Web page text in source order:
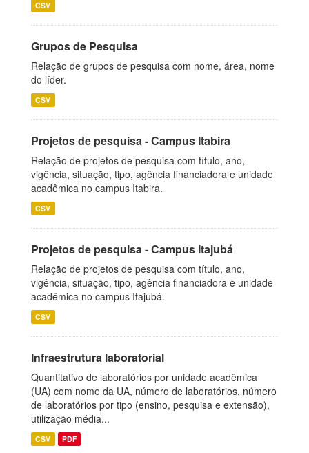
CSV
Grupos de Pesquisa
Relação de grupos de pesquisa com nome, área, nome
do líder.
CSV
Projetos de pesquisa - Campus Itabira
Relação de projetos de pesquisa com título, ano,
vigência, situação, tipo, agência financiadora e unidade
acadêmica no campus Itabira.
CSV
Projetos de pesquisa - Campus Itajubá
Relação de projetos de pesquisa com título, ano,
vigência, situação, tipo, agência financiadora e unidade
acadêmica no campus Itajubá.
CSV
Infraestrutura laboratorial
Quantitativo de laboratórios por unidade acadêmica
(UA) com nome da UA, número de laboratórios, número
de laboratórios por tipo (ensino, pesquisa e extensão),
utilização média...
CSV PDF